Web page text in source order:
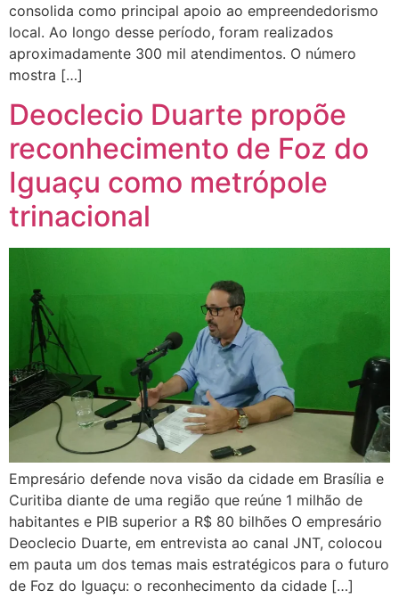
consolida como principal apoio ao empreendedorismo
local. Ao longo desse período, foram realizados
aproximadamente 300 mil atendimentos. O número
mostra […]
Deoclecio Duarte propõe
reconhecimento de Foz do
Iguaçu como metrópole
trinacional
Empresário defende nova visão da cidade em Brasília e
Curitiba diante de uma região que reúne 1 milhão de
habitantes e PIB superior a R$ 80 bilhões O empresário
Deoclecio Duarte, em entrevista ao canal JNT, colocou
em pauta um dos temas mais estratégicos para o futuro
de Foz do Iguaçu: o reconhecimento da cidade […]